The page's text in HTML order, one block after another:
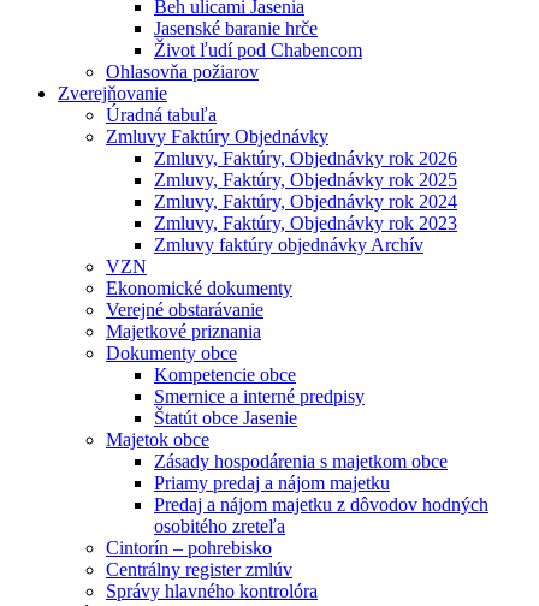
Beh ulicami Jasenia
Jasenské baranie hrče
Život ľudí pod Chabencom
Ohlasovňa požiarov
Zverejňovanie
Úradná tabuľa
Zmluvy Faktúry Objednávky
Zmluvy, Faktúry, Objednávky rok 2026
Zmluvy, Faktúry, Objednávky rok 2025
Zmluvy, Faktúry, Objednávky rok 2024
Zmluvy, Faktúry, Objednávky rok 2023
Zmluvy faktúry objednávky Archív
VZN
Ekonomické dokumenty
Verejné obstarávanie
Majetkové priznania
Dokumenty obce
Kompetencie obce
Smernice a interné predpisy
Štatút obce Jasenie
Majetok obce
Zásady hospodárenia s majetkom obce
Priamy predaj a nájom majetku
Predaj a nájom majetku z dôvodov hodných
osobitého zreteľa
Cintorín – pohrebisko
Centrálny register zmlúv
Správy hlavného kontrolóra